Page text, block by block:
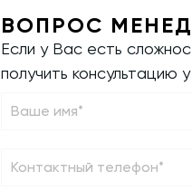
ВОПРОС
Если у Вас есть
получить